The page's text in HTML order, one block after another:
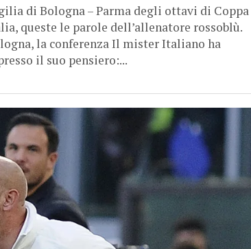
di Bologna – Parma degli ottavi di Coppa
queste le parole dell’allenatore rossoblù.
la conferenza Il mister Italiano ha
il suo pensiero:...